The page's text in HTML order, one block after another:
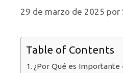
29 de marzo de 2025 por
Table of Contents
¿Por Qué es